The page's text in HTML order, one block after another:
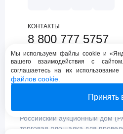
КОНТАКТЫ
8 800 777 5757
support@lot-online.ru
Техническая
Российский аукционный дом
торговая площадка для
Мы используем файлы cookie и
вашего взаимодействия с
соглашаетесь на их
файлов cookie.
Принять